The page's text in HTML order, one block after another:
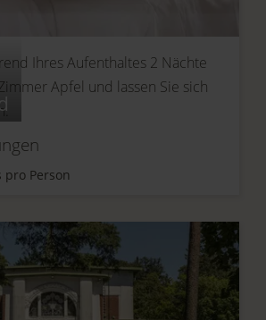
Ihres Aufenthaltes 2 Nächte
Apfel und lassen Sie sich
pro Person